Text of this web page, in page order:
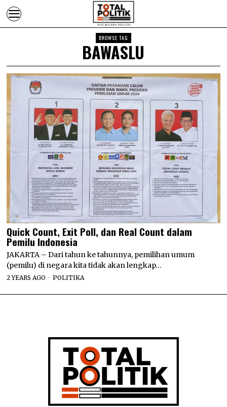
BROWSE TAG
BAWASLU
Quick Count, Exit Poll, dan Real Count dalam
Pemilu Indonesia
JAKARTA – Dari tahun ke tahunnya, pemilihan umum
(pemilu) di negara kita tidak akan lengkap…
2 YEARS AGO POLITIKA